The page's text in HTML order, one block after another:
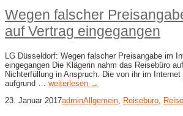
Wegen falscher
auf Vertrag eingegangen
LG Düsseldorf: Wegen falscher Preisangabe im
eingegangen Die Klägerin nahm das Reisebüro
Nichterfüllung in Anspruch. Die von ihr im
aufgrund … weiterlesen →
23. Januar 2017adminAllgemein, Reisebüro,